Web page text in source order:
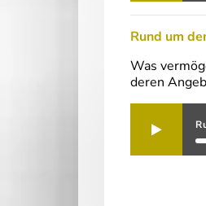
Rund um
Was
deren